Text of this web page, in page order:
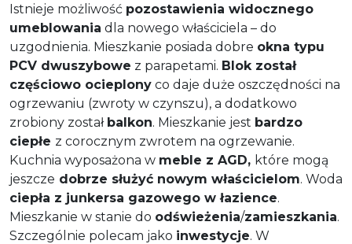
Istnieje możliwość pozostawienia widocznego
umeblowania dla nowego właściciela – do
uzgodnienia. Mieszkanie posiada dobre okna typu
PCV dwuszybowe z parapetami. Blok został
częściowo ocieplony co daje duże oszczędności na
ogrzewaniu (zwroty w czynszu), a dodatkowo
zrobiony został balkon. Mieszkanie jest bardzo
ciepłe z corocznym zwrotem na ogrzewanie.
Kuchnia wyposażona w meble z AGD, które mogą
jeszcze dobrze służyć nowym właścicielom. Woda
ciepła z junkersa gazowego w łazience.
Mieszkanie w stanie do odświeżenia/zamieszkania.
Szczególnie polecam jako inwestycje. W